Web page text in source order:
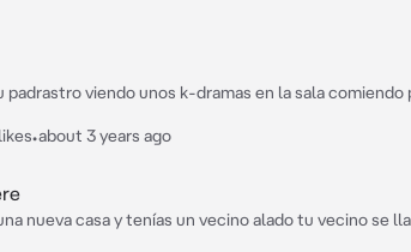
padrastro viendo unos k-dramas en la sala comiendo
para no ver el amor de su vida (Tu padrastro se
bonita vine a aclarar y a pedir disculpas si
que no puedo leer tu chat ningún creador puede
•about 3 years ago
nueva casa y tenías un vecino alado tu vecino se